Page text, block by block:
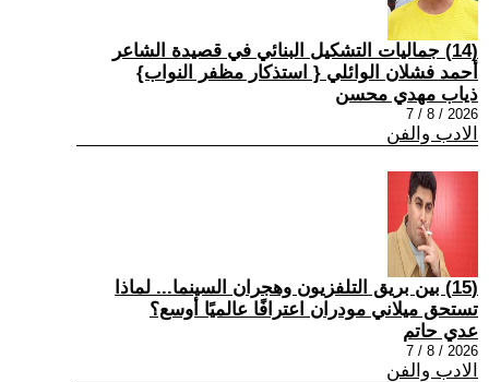
(14) جماليات التشكيل البنائي في قصيدة الشاعر
أحمد فشلان الوائلي { استذكار مظفر النواب}
ذياب مهدي محسن
2026 / 8 / 7
الادب والفن
(15) بين بريق التلفزيون وهجران السينما... لماذا
تستحق ميلاني مودران اعترافًا عالميًا أوسع؟
عدي حاتم
2026 / 8 / 7
الادب والفن